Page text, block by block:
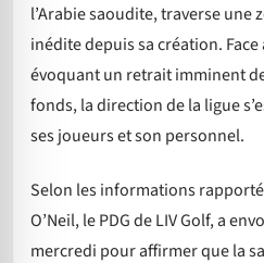
l’Arabie saoudite, traverse une
inédite depuis sa création.
évoquant un retrait imminent
fonds, la direction de la ligue
ses joueurs et son personnel.
Selon les informations
O’Neil, le PDG de LIV Golf, a
mercredi pour affirmer que la